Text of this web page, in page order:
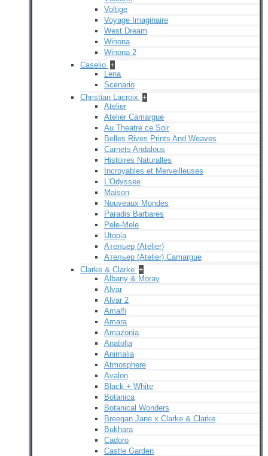
Voltige
Voyage Imaginaire
West Dream
Winona
Winona 2
Caselio +
Lena
Scenario
Christian Lacroix +
Atelier
Atelier Camargue
Au Theatre ce Soir
Belles Rives Prints And Weaves
Carnets Andalous
Histoires Naturalles
Incroyables et Merveilleuses
L'Odyssee
Maison
Nouveaux Mondes
Paradis Barbares
Pele-Mele
Utopia
Ательер (Atelier)
Ательер (Atelier) Camargue
Clarke & Clarke +
Albany & Moray
Alvar
Alvar 2
Amalfi
Amara
Amazonia
Anatolia
Animalia
Atmosphere
Avalon
Black + White
Botanica
Botanical Wonders
Breegan Jane x Clarke & Clarke
Bukhara
Cadoro
Castle Garden